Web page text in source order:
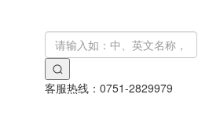
客服热线： 0751-2829979